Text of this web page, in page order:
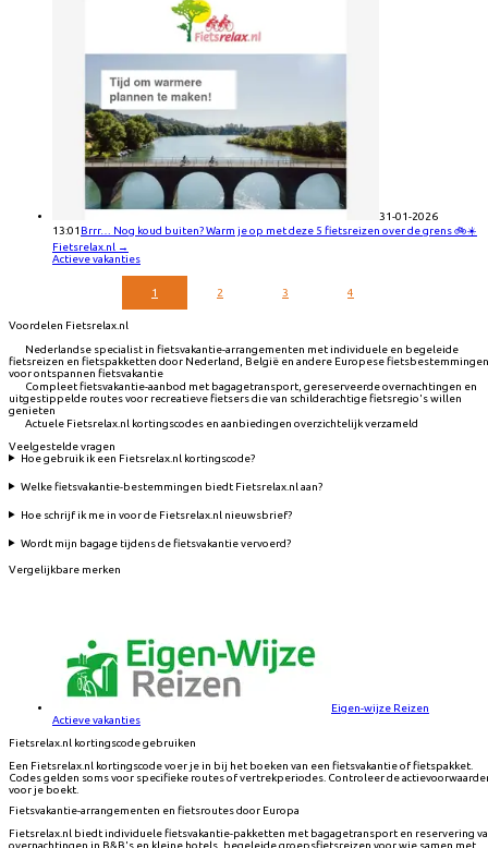
31-01-2026
13:01 Brrr… Nog koud buiten? Warm je op met deze 5 fietsreizen over de grens 🚲☀️
Fietsrelax.nl →
Actieve vakanties
1 2 3 4
Voordelen Fietsrelax.nl
Nederlandse specialist in fietsvakantie-arrangementen met individuele en begeleide
fietsreizen en fietspakketten door Nederland, België en andere Europese fietsbestemmingen
voor ontspannen fietsvakantie
Compleet fietsvakantie-aanbod met bagagetransport, gereserveerde overnachtingen en
uitgestippelde routes voor recreatieve fietsers die van schilderachtige fietsregio's willen
genieten
Actuele Fietsrelax.nl kortingscodes en aanbiedingen overzichtelijk verzameld
Veelgestelde vragen
Hoe gebruik ik een Fietsrelax.nl kortingscode?
Welke fietsvakantie-bestemmingen biedt Fietsrelax.nl aan?
Hoe schrijf ik me in voor de Fietsrelax.nl nieuwsbrief?
Wordt mijn bagage tijdens de fietsvakantie vervoerd?
Vergelijkbare merken
Eigen-wijze Reizen
Actieve vakanties
Fietsrelax.nl kortingscode gebruiken
Een Fietsrelax.nl kortingscode voer je in bij het boeken van een fietsvakantie of fietspakket.
Codes gelden soms voor specifieke routes of vertrekperiodes. Controleer de
voor je boekt.
Fietsvakantie-arrangementen en fietsroutes door Europa
Fietsrelax.nl biedt individuele fietsvakantie-pakketten met bagagetransport en reservering
overnachtingen in B&B's en kleine hotels, begeleide groepsfietsreizen voor wie samen met